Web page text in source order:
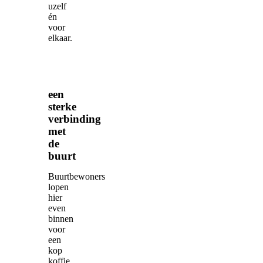
uzelf
én
voor
elkaar.
een
sterke
verbinding
met
de
buurt
Buurtbewoners
lopen
hier
even
binnen
voor
een
kop
koffie